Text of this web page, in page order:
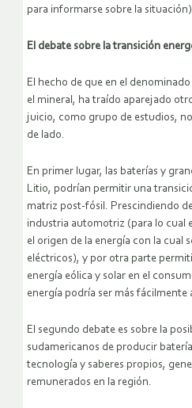
para informarse sobre la
El debate sobre la transición
El hecho de que en el
el mineral, ha traído aparejado
juicio, como grupo de estudios,
de lado.
En primer lugar, las baterías y
Litio, podrían permitir una
matriz post-fósil. Prescindiendo
industria automotriz (para lo cual
el origen de la energía con la cual
eléctricos), y por otra parte
energía eólica y solar en el
energía podría ser más fácilmente
El segundo debate es sobre la
sudamericanos de producir
tecnología y saberes propios,
remunerados en la región.